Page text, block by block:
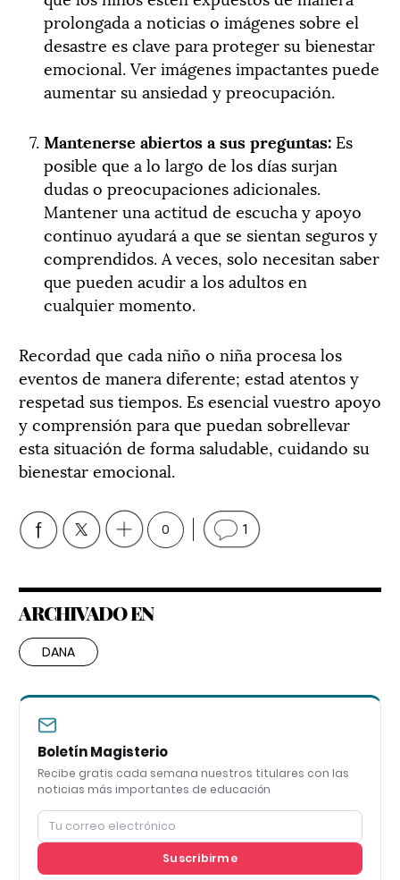
prolongada a noticias o imágenes sobre el
desastre es clave para proteger su bienestar
emocional. Ver imágenes impactantes puede
aumentar su ansiedad y preocupación.
Mantenerse abiertos a sus preguntas: Es
posible que a lo largo de los días surjan
dudas o preocupaciones adicionales.
Mantener una actitud de escucha y apoyo
continuo ayudará a que se sientan seguros y
comprendidos. A veces, solo necesitan saber
que pueden acudir a los adultos en
cualquier momento.
Recordad que cada niño o niña procesa los
eventos de manera diferente; estad atentos y
respetad sus tiempos. Es esencial vuestro apoyo
y comprensión para que puedan sobrellevar
esta situación de forma saludable, cuidando su
bienestar emocional.
0 1
ARCHIVADO EN
DANA
Boletín Magisterio
Recibe gratis cada semana nuestros titulares con las
noticias más importantes de educación
Suscribirme